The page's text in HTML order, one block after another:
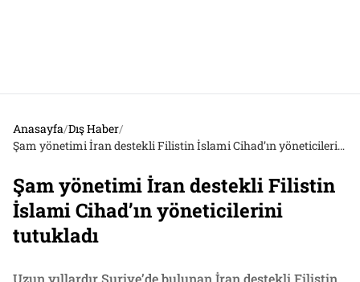
Anasayfa/Dış Haber/
Şam yönetimi İran destekli Filistin İslami Cihad’ın yöneticilerini tutukladı
Şam yönetimi İran destekli Filistin
İslami Cihad’ın yöneticilerini
tutukladı
Uzun yıllardır Suriye’de bulunan İran destekli Filistin